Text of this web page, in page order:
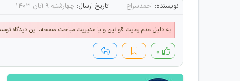
نویسنده: احمدسراج تاریخ ارسال: چهارشنبه ۹ آبان ۱۴۰۳
به دلیل عدم رعایت قوانین و یا مدیریت مباحث صفحه، این دیدگاه
۰